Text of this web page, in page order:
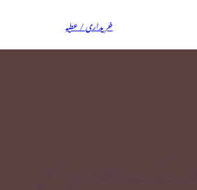
خریداری / عطیہ